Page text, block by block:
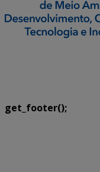
get_footer();